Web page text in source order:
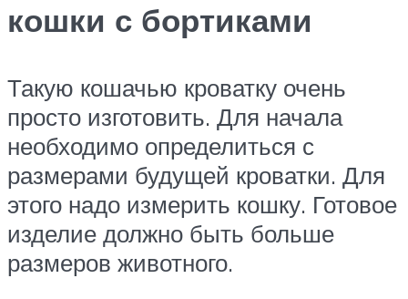
кошки с бортиками
Такую кошачью кроватку очень
просто изготовить. Для начала
необходимо определиться с
размерами будущей кроватки. Для
этого надо измерить кошку. Готовое
изделие должно быть больше
размеров животного.